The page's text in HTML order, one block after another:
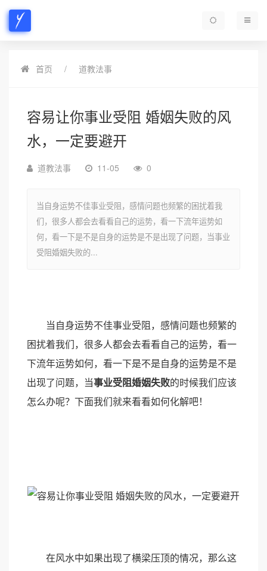
首页 道教法事
容易让你事业受阻 婚姻失败的风
水，一定要避开
道教法事 11-05 0
当自身运势不佳事业受阻，感情问题也频繁的困扰着我
们，很多人都会去看看自己的运势，看一下流年运势如
何，看一下是不是自身的运势是不是出现了问题，当事业
受阻婚姻失败的...
当自身运势不佳事业受阻，感情问题也频繁的
困扰着我们，很多人都会去看看自己的运势，看一
下流年运势如何，看一下是不是自身的运势是不是
出现了问题，当事业受阻婚姻失败的时候我们应该
怎么办呢？下面我们就来看看如何化解吧！
在风水中如果出现了横梁压顶的情况，那么这